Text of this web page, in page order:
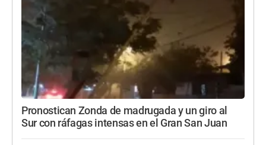
Pronostican Zonda de madrugada y un giro al
Sur con ráfagas intensas en el Gran San Juan